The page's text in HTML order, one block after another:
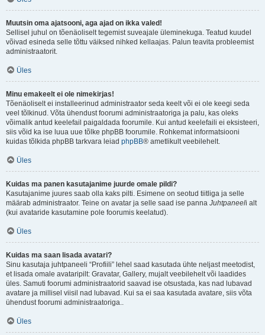
Muutsin oma ajatsooni, aga ajad on ikka valed!
Sellisel juhul on tõenäoliselt tegemist suveajale üleminekuga. Teatud kuudel
võivad esineda selle tõttu väiksed nihked kellaajas. Palun teavita probleemist
administraatorit.
Üles
Minu emakeelt ei ole nimekirjas!
Tõenäoliselt ei installeerinud administraator seda keelt või ei ole keegi seda
veel tõlkinud. Võta ühendust foorumi administraatoriga ja palu, kas oleks
võimalik antud keelefail paigaldada foorumile. Kui antud keelefaili ei eksisteeri,
siis võid ka ise luua uue tõlke phpBB foorumile. Rohkemat informatsiooni
kuidas tõlkida phpBB tarkvara leiad phpBB® ametlikult veebilehelt.
Üles
Kuidas ma panen kasutajanime juurde omale pildi?
Kasutajanime juures saab olla kaks pilti. Esimene on seotud tiitliga ja selle
määrab administraator. Teine on avatar ja selle saad ise panna Juhtpaneeli alt
(kui avataride kasutamine pole foorumis keelatud).
Üles
Kuidas ma saan lisada avatari?
Sinu kasutaja juhtpaneeli “Profiili” lehel saad kasutada ühte neljast meetodist,
et lisada omale avataripilt: Gravatar, Gallery, mujalt veebilehelt või laadides
üles. Samuti foorumi administraatorid saavad ise otsustada, kas nad lubavad
avatare ja millisel viisil nad lubavad. Kui sa ei saa kasutada avatare, siis võta
ühendust foorumi administraatoriga..
Üles